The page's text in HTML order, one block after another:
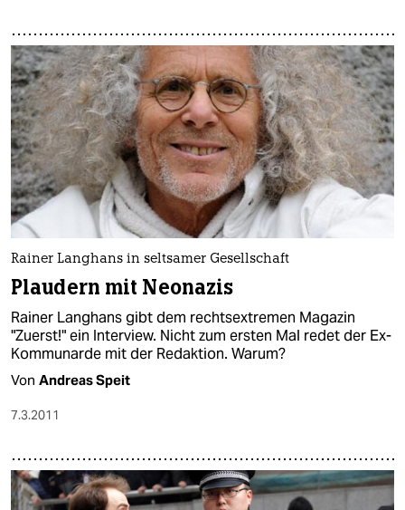
Rainer Langhans in seltsamer Gesellschaft
Plaudern mit Neonazis
Rainer Langhans gibt dem rechtsextremen Magazin
"Zuerst!" ein Interview. Nicht zum ersten Mal redet der Ex-
Kommunarde mit der Redaktion. Warum?
Von Andreas Speit
7.3.2011